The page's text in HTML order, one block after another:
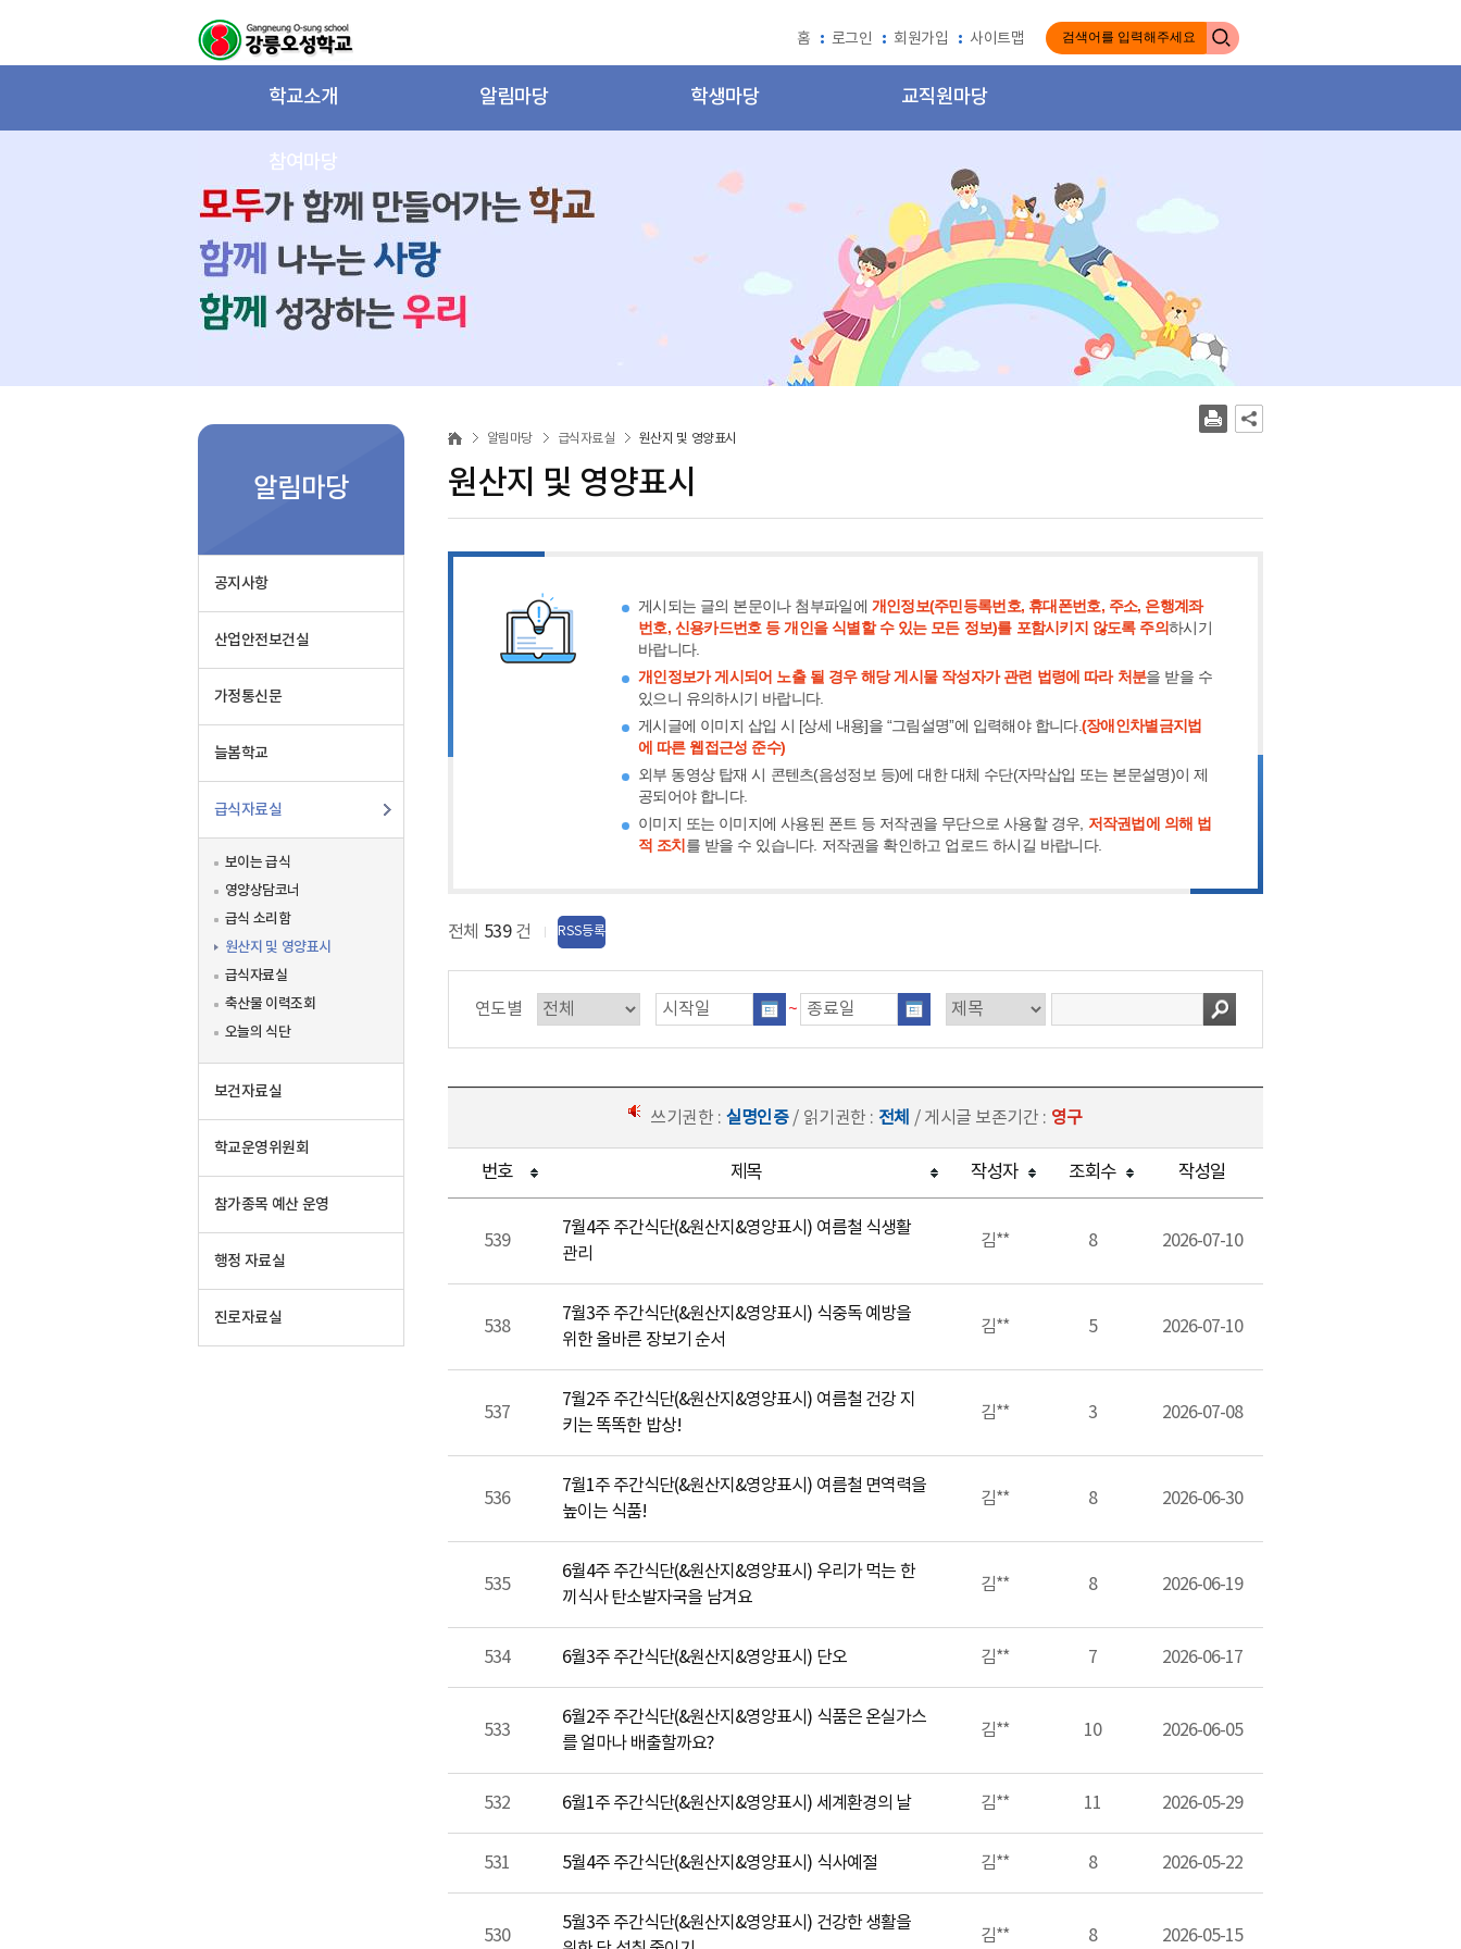
홈 로그인 회원가입 사이트맵
학교소개 알림마당 학생마당 교직원마당
참여마당
알림마당
공지사항
산업안전보건실
가정통신문
늘봄학교
급식자료실
보이는 급식
영양상담코너
급식 소리함
원산지 및 영양표시
급식자료실
축산물 이력조회
오늘의 식단
보건자료실
학교운영위원회
참가종목 예산 운영
행정 자료실
진로자료실
지
및
표
알림마당 급식자료실 원산지 및 영양표시
원산지 및 영양표시
게시되는 글의 본문이나 첨부파일에 개인정보(주민등록번호, 휴대폰번호, 주소, 은행계좌
번호, 신용카드번호 등 개인을 식별할 수 있는 모든 정보)를 포함시키지 않도록 주의하시기
바랍니다.
개인정보가 게시되어 노출 될 경우 해당 게시물 작성자가 관련 법령에 따라 처분을 받을 수
있으니 유의하시기 바랍니다.
게시글에 이미지 삽입 시 [상세 내용]을 “그림설명”에 입력해야 합니다.(장애인차별금지법
에 따른 웹접근성 준수)
외부 동영상 탑재 시 콘텐츠(음성정보 등)에 대한 대체 수단(자막삽입 또는 본문설명)이 제
공되어야 합니다.
이미지 또는 이미지에 사용된 폰트 등 저작권을 무단으로 사용할 경우, 저작권법에 의해 법
적 조치 를 받을 수 있습니다. 저작권을 확인하고 업로드 하시길 바랍니다.
전체 539 건 RSS등록
연도별 ~
쓰기권한 : 실명인증/ 읽기권한 : 전체 / 게시글 보존기간 : 영구
번호 제목 작성자 조회수 작성일
539
7월4주 주간식단(&원산지&영양표시) 여름철 식생활
관리
김** 8 2026-07-10
538
7월3주 주간식단(&원산지&영양표시) 식중독 예방을
위한 올바른 장보기 순서
김** 5 2026-07-10
537
7월2주 주간식단(&원산지&영양표시) 여름철 건강 지
키는 똑똑한 밥상!
김** 3 2026-07-08
536
7월1주 주간식단(&원산지&영양표시) 여름철 면역력을
높이는 식품!
김** 8 2026-06-30
535
6월4주 주간식단(&원산지&영양표시) 우리가 먹는 한
끼식사 탄소발자국을 남겨요
김** 8 2026-06-19
534 6월3주 주간식단(&원산지&영양표시) 단오 김** 7 2026-06-17
533
6월2주 주간식단(&원산지&영양표시) 식품은 온실가스
를 얼마나 배출할까요?
김** 10 2026-06-05
532 6월1주 주간식단(&원산지&영양표시) 세계환경의 날 김** 11 2026-05-29
531 5월4주 주간식단(&원산지&영양표시) 식사예절 김** 8 2026-05-22
530
5월3주 주간식단(&원산지&영양표시) 건강한 생활을
김** 8 2026-05-15